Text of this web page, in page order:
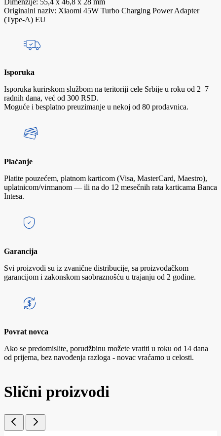
Originalni naziv: Xiaomi 45W Turbo Charging Power Adapter
(Type-A) EU
Isporuka
Isporuka kurirskom službom na teritoriji cele Srbije u roku od 2–7
radnih dana, već od 300 RSD.
Moguće i besplatno preuzimanje u nekoj od 80 prodavnica.
Plaćanje
Platite pouzećem, platnom karticom (Visa, MasterCard, Maestro),
uplatnicom/virmanom — ili na do 12 mesečnih rata karticama Banca
Intesa.
Garancija
Svi proizvodi su iz zvanične distribucije, sa proizvođačkom
garancijom i zakonskom saobraznošću u trajanju od 2 godine.
Povrat novca
Ako se predomislite, porudžbinu možete vratiti u roku od 14 dana
od prijema, bez navođenja razloga - novac vraćamo u celosti.
Slični proizvodi